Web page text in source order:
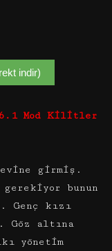
indir)
Mod Kilitler
evine girmiş.
gerekiyor bunun
kızı
Göz altına
yönetim